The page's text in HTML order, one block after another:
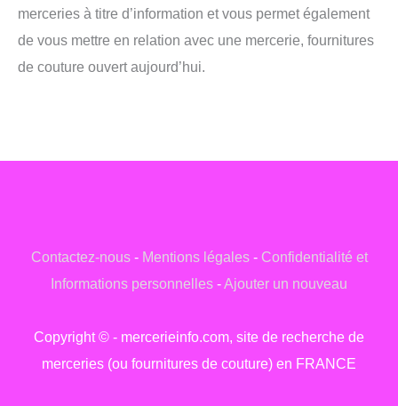
merceries à titre d’information et vous permet également
de vous mettre en relation avec une mercerie, fournitures
de couture ouvert aujourd’hui.
Contactez-nous- Mentions légales- Confidentialité et
Informations personnelles -Ajouter un nouveau
Copyright © - mercerieinfo.com, site de recherche de
merceries (ou fournitures de couture) en FRANCE